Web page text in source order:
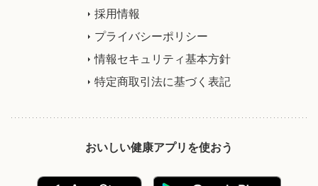
採用情報
プライバシーポリシー
情報セキュリティ基本方針
特定商取引法に基づく表記
おいしい健康アプリを使おう